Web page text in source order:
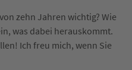
zehn Jahren wichtig? Wie
was dabei herauskommt.
Ich freu mich, wenn Sie